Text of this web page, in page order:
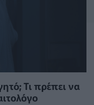
Τι πρέπει να